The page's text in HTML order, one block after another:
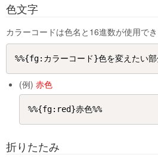
色文字
カラーコードは色名と16進数が使用でき
(例)赤色
折りたたみ